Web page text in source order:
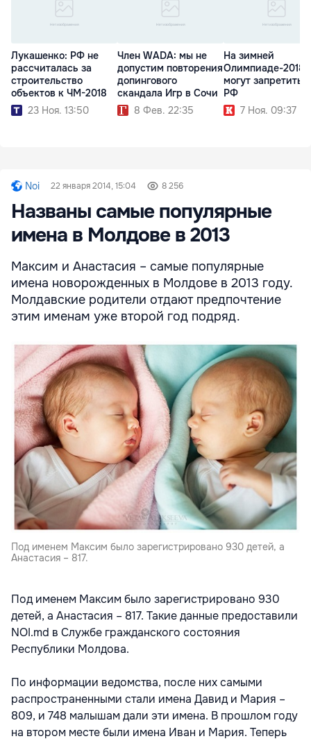
Лукашенко: РФ не
рассчиталась за
строительство
объектов к ЧМ-2018
23 Ноя. 13:50
Член WADA: мы не
допустим повторения
допингового
скандала Игр в Сочи
8 Фев. 22:35
На зимней
Олимпиаде-2018
могут запретить
РФ
7 Ноя. 09:37
Noi 22 января 2014, 15:04 8 256
Названы самые популярные
имена в Молдове в 2013
Максим и Анастасия – самые популярные
имена новорожденных в Молдове в 2013 году.
Молдавские родители отдают предпочтение
этим именам уже второй год подряд.
Под именем Максим было зарегистрировано 930 детей, а
Анастасия – 817.
Под именем Максим было зарегистрировано 930
детей, а Анастасия – 817. Такие данные предоставили
NOI.md в Службе гражданского состояния
Республики Молдова.
По информации ведомства, после них самыми
распространенными стали имена Давид и Мария –
809, и 748 малышам дали эти имена. В прошлом году
на втором месте были имена Иван и Мария. Теперь